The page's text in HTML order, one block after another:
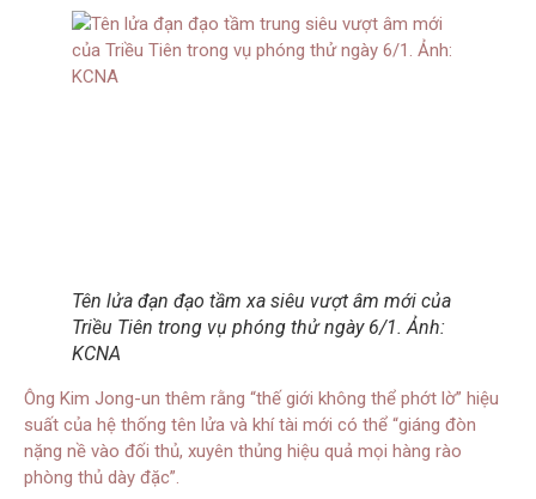
Tên lửa đạn đạo tầm xa siêu vượt âm mới của
Triều Tiên trong vụ phóng thử ngày 6/1. Ảnh:
KCNA
Ông Kim Jong-un thêm rằng “thế giới không thể phớt lờ” hiệu
suất của hệ thống tên lửa và khí tài mới có thể “giáng đòn
nặng nề vào đối thủ, xuyên thủng hiệu quả mọi hàng rào
phòng thủ dày đặc”.